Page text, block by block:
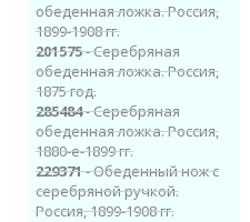
обеденная ложка. Россия,
1899-1908 гг.
201575- Серебряная
обеденная ложка. Россия,
1875 год.
285484- Серебряная
обеденная ложка. Россия,
1880-е-1899 гг.
229371- Обеденный нож с
серебряной ручкой.
Россия, 1899-1908 гг.